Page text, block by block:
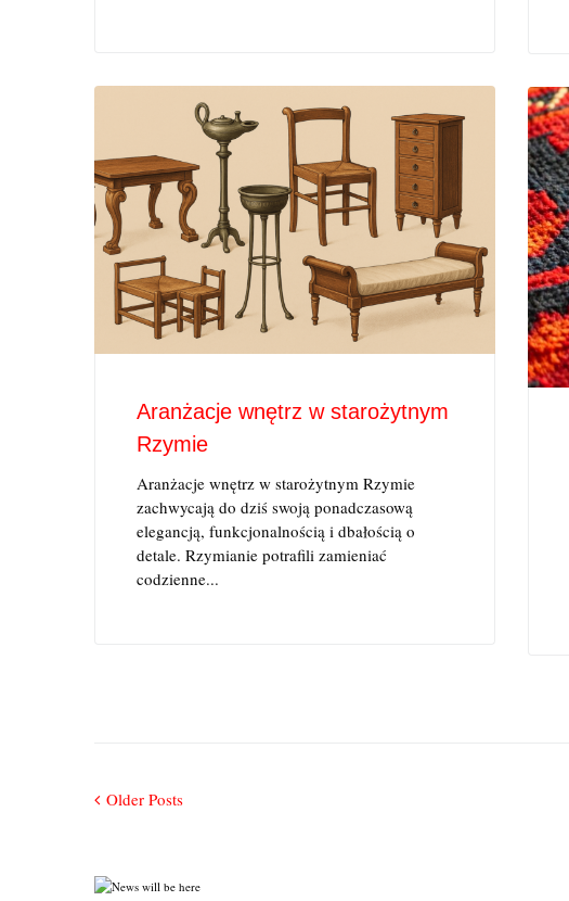
Aranżacje wnętrz w starożytnym
Rzymie
Aranżacje wnętrz w starożytnym Rzymie
zachwycają do dziś swoją ponadczasową
elegancją, funkcjonalnością i dbałością o
detale. Rzymianie potrafili zamieniać
codzienne...
Nawigacja
po
Older
Older Posts